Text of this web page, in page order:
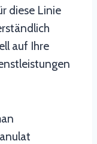
diese Linie
auf Ihre